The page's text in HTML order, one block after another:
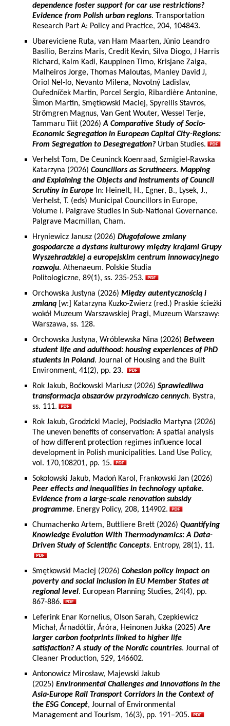
dependence foster support for car use restrictions?
Evidence from Polish urban regions. Transportation
Research Part A: Policy and Practice, 204, 104843.
Ubareviciene Ruta, van Ham Maarten, Júnio Leandro
Basílio, Berzins Maris, Credit Kevin, Silva Diogo, J Harris
Richard, Kalm Kadi, Kauppinen Timo, Krisjane Zaiga,
Malheiros Jorge, Thomas Maloutas, Manley David J,
Oriol Nel-lo, Nevanto Milena, Novotný Ladislav,
Ouředníček Martin, Porcel Sergio, Ribardière Antonine,
Šimon Martin, Smętkowski Maciej, Spyrellis Stavros,
Strömgren Magnus, Van Gent Wouter, Wessel Terje,
Tammaru Tiit (2026)A Comparative Study of Socio-
Economic Segregation in European Capital City-Regions:
From Segregation to Desegregation? Urban Studies.
Verhelst Tom, De Ceuninck Koenraad, Szmigiel-Rawska
Katarzyna (2026) Councillors as Scrutineers. Mapping
and Explaining the Objects and Instruments of Council
Scrutiny in Europe In: Heinelt, H., Egner, B., Lysek, J.,
Verhelst, T. (eds) Municipal Councillors in Europe,
Volume I. Palgrave Studies in Sub-National Governance.
Palgrave Macmillan, Cham.
Hryniewicz Janusz (2026) Długofalowe zmiany
gospodarcze a dystans kulturowy między krajami Grupy
Wyszehradzkiej a europejskim centrum innowacyjnego
rozwoju. Athenaeum. Polskie Studia
Politologiczne, 89(1), ss. 235-253.
Orchowska Justyna (2026) Między autentycznością i
zmianą [w:] Katarzyna Kuzko-Zwierz (red.) Praskie ścieżki
wokół Muzeum Warszawskiej Pragi, Muzeum Warszawy:
Warszawa, ss. 128.
Orchowska Justyna, Wróblewska Nina (2026) Between
student life and adulthood: housing experiences of PhD
students in Poland. Journal of Housing and the Built
Environment, 41(2), pp. 23.
Rok Jakub, Boćkowski Mariusz (2026) Sprawiedliwa
transformacja obszarów przyrodniczo cennych. Bystra,
ss. 111.
Rok Jakub, Grodzicki Maciej, Podsiadło Martyna (2026)
The uneven benefits of conservation: A spatial analysis
of how different protection regimes influence local
development in Polish municipalities. Land Use Policy,
vol. 170,108201, pp. 15.
Sokołowski Jakub, Madoń Karol, Frankowski Jan (2026)
Peer effects and inequalities in technology uptake.
Evidence from a large-scale renovation subsidy
programme. Energy Policy, 208, 114902.
Chumachenko Artem, Buttliere Brett (2026) Quantifying
Knowledge Evolution With Thermodynamics: A Data-
Driven Study of Scientific Concepts. Entropy, 28(1), 11.
Smętkowski Maciej (2026) Cohesion policy impact on
poverty and social inclusion in EU Member States at
regional level. European Planning Studies, 24(4), pp.
867-886.
Leferink Enar Kornelius, Olson Sarah, Czepkiewicz
Michał, Árnadóttir, Áróra, Heinonen Jukka (2025)Are
larger carbon footprints linked to higher life
satisfaction? A study of the Nordic countries. Journal of
Cleaner Production, 529, 146602.
Antonowicz Mirosław, Majewski Jakub
(2025) Environmental Challenges and Innovations in the
Asia-Europe Rail Transport Corridors in the Context of
the ESG Concept, Journal of Environmental
Management and Tourism, 16(3), pp. 191–205.